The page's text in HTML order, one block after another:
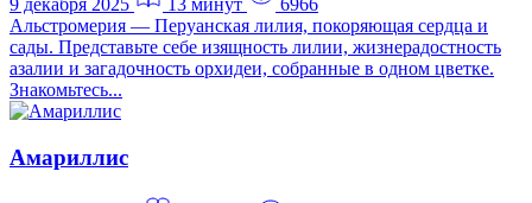
9 декабря 2025 13 минут
6966
Альстромерия — Перуанская лилия, покоряющая сердца и
сады. Представьте себе изящность лилии, жизнерадостность
азалии и загадочность орхидеи, собранные в одном цветке.
Знакомьтесь...
Амариллис